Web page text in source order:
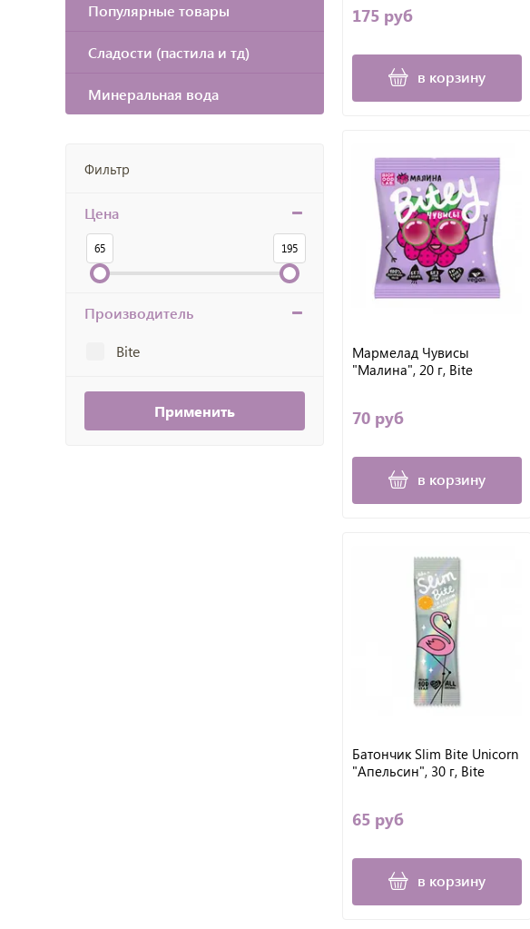
Популярные товары
Сладости (пастила и тд)
Минеральная вода
Фильтр
Цена
65 195
Производитель
Bite
Применить
175 руб
в корзину
Мармелад Чувисы
"Малина", 20 г, Bite
70 руб
в корзину
Батончик Slim Bite Unicorn
"Апельсин", 30 г, Bite
65 руб
в корзину